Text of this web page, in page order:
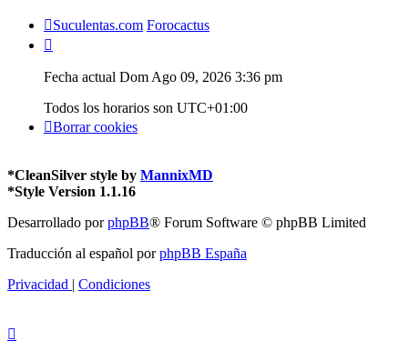
Suculentas.com Forocactus
Fecha actual Dom Ago 09, 2026 3:36 pm
Todos los horarios son UTC+01:00
Borrar cookies
*CleanSilver style by MannixMD
*Style Version 1.1.16
Desarrollado porphpBB® Forum Software © phpBB Limited
Traducción al español porphpBB España
Privacidad | Condiciones